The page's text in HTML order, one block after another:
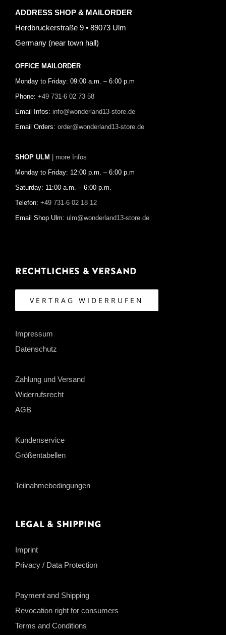
ADDRESS SHOP & MAILORDER
Herdbruckerstraße 9 • 89073 Ulm
Germany (near town hall)
OFFICE MAILORDER
Monday to Friday: 09:00 a.m. – 6:00 p.m
Phone: +49 731-6 02 73 58
Email Infos: info@wonderland13-store.de
Email Orders: order@wonderland13-store.de
SHOP ULM | more Infos
Monday to Friday: 12:00 p.m. – 6:00 p.m
Saturday: 11:00 a.m. – 6:00 p.m.
Telefon: +49 731-6 02 18 12
Email Shop Ulm: ulm@wonderland13-store.de
Rechtliches & Versand
VERTRAG WIDERRUFEN
Impressum
Datenschutz
Zahlung und Versand
Widerrufsrecht
AGB
Kundenservice
Größentabellen
Teilnahmebedingungen
Legal & Shipping
Imprint
Privacy / Data Protection
Payment and Shipping
Revocation right for consumers
Terms and Conditions